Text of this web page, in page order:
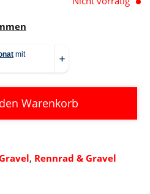
Warenkorb
, Rennrad & Gravel